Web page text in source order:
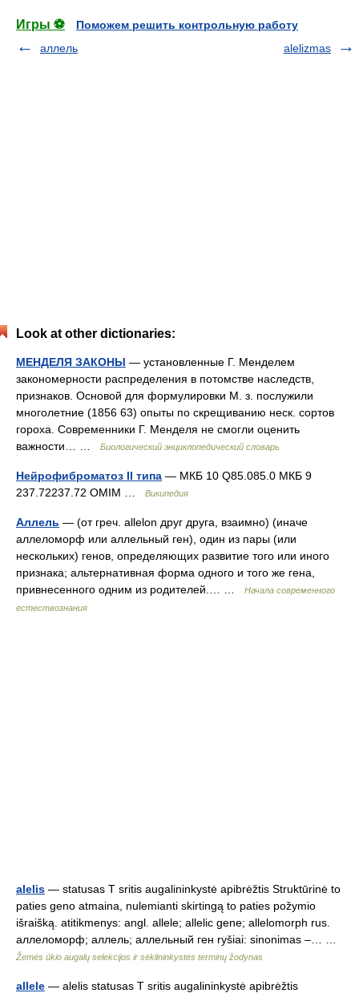
Игры ⚽
Поможем решить контрольную работу
аллель
alelizmas
Look at other dictionaries:
МЕНДЕЛЯ ЗАКОНЫ — установленные Г. Менделем
закономерности распределения в потомстве наследств,
признаков. Основой для формулировки М. з. послужили
многолетние (1856 63) опыты по скрещиванию неск. сортов
гороха. Современники Г. Менделя не смогли оценить
важности… …
Биологический энциклопедический словарь
Нейрофиброматоз II типа — МКБ 10 Q85.085.0 МКБ 9
237.72237.72 OMIM …
Википедия
Аллель — (от греч. allelon друг друга, взаимно) (иначе
аллеломорф или аллельный ген), один из пары (или
нескольких) генов, определяющих развитие того или иного
признака; альтернативная форма одного и того же гена,
привнесенного одним из родителей.… …
Начала современного
естествознания
alelis — statusas T sritis augalininkystė apibrėžtis Struktūrinė to
paties geno atmaina, nulemianti skirtingą to paties požymio
išraišką. atitikmenys: angl. allele; allelic gene; allelomorph rus.
аллеломорф; аллель; аллельный ген ryšiai: sinonimas –… …
Žemės ūkio augalų selekcijos ir sėklininkystės terminų žodynas
allele — alelis statusas T sritis augalininkystė apibrėžtis